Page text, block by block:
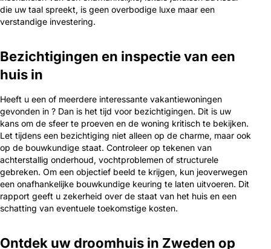
die uw taal spreekt, is geen overbodige luxe maar een
verstandige investering.
Bezichtigingen en inspectie van een
huis in
Heeft u een of meerdere interessante vakantiewoningen
gevonden in ? Dan is het tijd voor bezichtigingen. Dit is uw
kans om de sfeer te proeven en de woning kritisch te bekijken.
Let tijdens een bezichtiging niet alleen op de charme, maar ook
op de bouwkundige staat. Controleer op tekenen van
achterstallig onderhoud, vochtproblemen of structurele
gebreken. Om een objectief beeld te krijgen, kun jeoverwegen
een onafhankelijke bouwkundige keuring te laten uitvoeren. Dit
rapport geeft u zekerheid over de staat van het huis en een
schatting van eventuele toekomstige kosten.
Ontdek uw droomhuis in Zweden op